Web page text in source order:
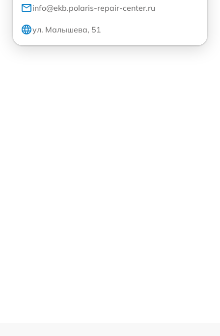
info@ekb.polaris-repair-center.ru
ул. Малышева, 51